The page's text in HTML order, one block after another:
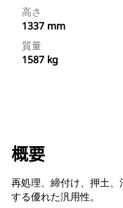
高さ
1337 mm
質量
1587 kg
概要
再処理、締付け、押土
する優れた汎用性。